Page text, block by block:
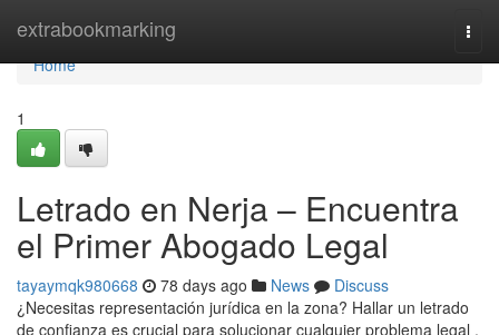
extrabookmarking
Home
Home
1
Letrado en Nerja – Encuentra
el Primer Abogado Legal
tayaymqk980668 78 days ago News
Discuss
¿Necesitas representación jurídica en la zona? Hallar un letrado
de confianza es crucial para solucionar cualquier problema legal .